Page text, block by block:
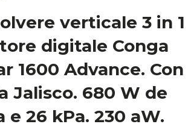
verticale 3 in 1
digitale Conga
1600 Advance. Con
Jalisco. 680 W de
e 26 kPa. 230 aW.